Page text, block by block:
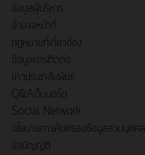
ข้อมูลผู้บริหาร
อำนาจหน้าที่
กฎหมายที่เกี่ยวข้อง
ข้อมูลการติดต่อ
ข่าวประชาสัมพันธ์
Q&Aเว็บบอร์ด
Social Network
นโยบายการคุ้มครองข้อมูลส่วนบุคคล
ข้อบัญญัติ